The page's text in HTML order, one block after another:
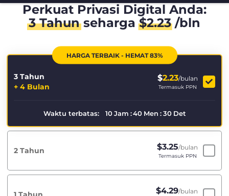
Perkuat Privasi Digital Anda:
3 Tahunseharga$2.23/bln
HARGA TERBAIK - HEMAT 83%
3 Tahun
+ 4 Bulan
$2.23/bulan
Termasuk PPN
Waktu terbatas: 10 Jam :40 Men : 30 Det
2 Tahun $3.25/bulan
Termasuk PPN
$4.29/bulan